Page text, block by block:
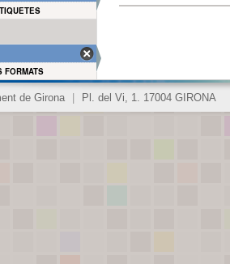
FORMATS
de Girona Pl. del Vi, 1. 17004 GIRONA